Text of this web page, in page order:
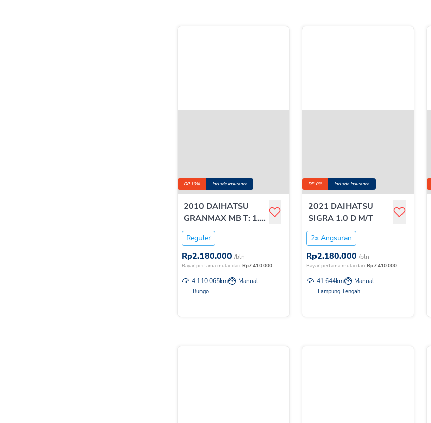
DP 10% Include Insurance
2010 DAIHATSU
GRANMAX MB T: 1.3
M/T
Reguler
Rp2.180.000 /bln
Bayar pertama mulai dari Rp7.410.000
4.110.065km Manual
Bungo
DP 0% Include Insurance
2021 DAIHATSU
SIGRA 1.0 D M/T
2x Angsuran
Rp2.180.000 /bln
Bayar pertama mulai dari Rp7.410.000
41.644km Manual
Lampung Tengah